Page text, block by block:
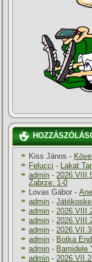
Kiss János -
Felucci - Lakat
admin -
Zabrze: 1-0
Lovas Gábor -
admin -
admin -
admin -
admin -
admin - Botka
admin - Bamidele
admin -